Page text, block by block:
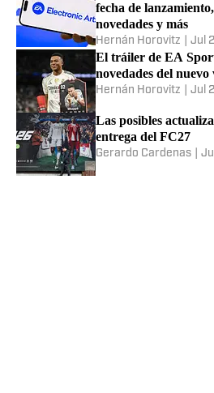
fecha de
novedades y más
Hernán Horovitz Jul
El tráiler de EA
novedades del nuevo
Hernán Horovitz Jul
Las posibles
entrega del FC27
Gerardo Cardenas